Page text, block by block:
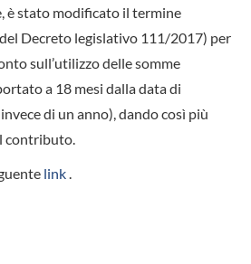
è stato modificato il termine
Decreto legislativo 111/2017) per
sull’utilizzo delle somme
a 18 mesi dalla data di
di un anno), dando così più
contributo.
link.